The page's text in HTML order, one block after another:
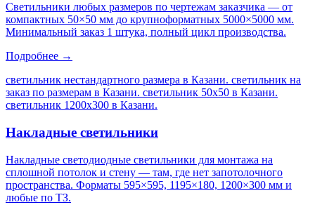
Светильники любых размеров по чертежам заказчика — от
компактных 50×50 мм до крупноформатных 5000×5000 мм.
Минимальный заказ 1 штука, полный цикл производства.
Подробнее →
светильник нестандартного размера в Казани. светильник на
заказ по размерам в Казани. светильник 50х50 в Казани.
светильник 1200х300 в Казани.
Накладные светильники
Накладные светодиодные светильники для монтажа на
сплошной потолок и стену — там, где нет запотолочного
пространства. Форматы 595×595, 1195×180, 1200×300 мм и
любые по ТЗ.